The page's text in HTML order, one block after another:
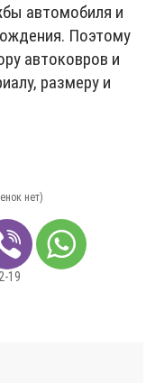
автомобиля и
Поэтому
автоковров и
размеру и
нет)
19